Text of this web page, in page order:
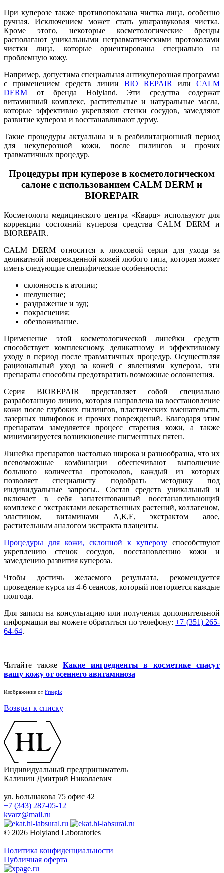
При куперозе также противопоказана чистка лица, особенно
ручная. Исключением может стать ультразвуковая чистка.
Кроме этого, некоторые косметологические бренды
располагают уникальными нетравматическими протоколами
чистки лица, которые ориентированы специально на
проблемную кожу.
Например, допустима специальная антикуперозная программа
с применением средств линии BIO REPAIR или CALM
DERM от бренда Holyland. Эти средства содержат
витаминный комплекс, растительные и натуральные масла,
которые эффективно укрепляют стенки сосудов, замедляют
развитие купероза и восстанавливают дерму.
Такие процедуры актуальны и в реабилитационный период
для некуперозной кожи, после пилингов и прочих
травматичных процедур.
Процедуры при куперозе в косметологическом
салоне c использованием CALM DERM и
BIOREPAIR
Косметологи медицинского центра «Кварц» используют для
коррекции состояний купероза средства CALM DERM и
BIOREPAIR.
CALM DERM относится к люксовой серии для ухода за
деликатной поврежденной кожей любого типа, которая может
иметь следующие специфические особенности:
склонность к атопии;
шелушение;
раздражение и зуд;
покраснения;
обезвоживание.
Применение этой косметологической линейки средств
способствует комплексному, деликатному и эффективному
уходу в период после травматичных процедур. Осуществляя
рациональный уход за кожей с явлениями купероза, эти
препараты способны предотвратить возможные осложнения.
Серия BIOREPAIR представляет собой специально
разработанную линию, которая направлена на восстановление
кожи после глубоких пилингов, пластических вмешательств,
лазерных шлифовок и прочих повреждений. Благодаря этим
препаратам замедляется процесс старения кожи, а также
минимизируется возникновение пигментных пятен.
Линейка препаратов настолько широка и разнообразна, что их
всевозможные комбинации обеспечивают выполнение
большого количества протоколов, каждый из которых
позволяет специалисту подобрать методику под
индивидуальные запросы.. Состав средств уникальный и
включает в себя запатентованный восстанавливающий
комплекс с экстрактами лекарственных растений, коллагеном,
эластином, витаминами А,К,Е, экстрактом алое,
растительным аналогом экстракта плаценты.
Процедуры для кожи, склонной к куперозу способствуют
укреплению стенок сосудов, восстановлению кожи и
замедлению развития купероза.
Чтобы достичь желаемого результата, рекомендуется
проведение курса из 4-6 сеансов, который повторяется каждые
полгода.
Для записи на консультацию или получения дополнительной
информации вы можете обратиться по телефону:+7 (351) 265-
64-64.
Читайте также Какие ингредиенты в косметике спасут
вашу кожу от осеннего авитаминоза
Изображение от Freepik
Возврат к списку
Индивидуальный предприниматель
Калинин Дмитрий Николаевич
ул. Большакова 75 офис 42
+7 (343) 287-05-12
kvarz@mail.ru
© 2026 Holyland Laboratories
Политика конфиденциальности
Публичная оферта